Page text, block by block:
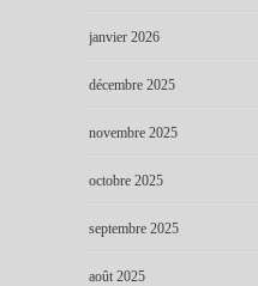
janvier 2026
décembre 2025
novembre 2025
octobre 2025
septembre 2025
août 2025